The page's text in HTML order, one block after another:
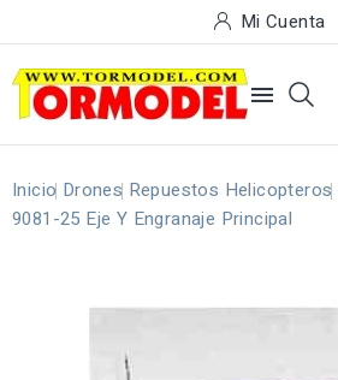
Mi Cuenta

Inicio Drones Repuestos Helicopteros
9081-25 Eje Y Engranaje Principal